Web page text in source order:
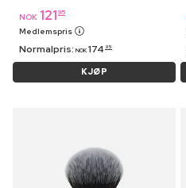
NOK 121 95
Medlemspris
Normalpris: NOK 174 95
KJØP